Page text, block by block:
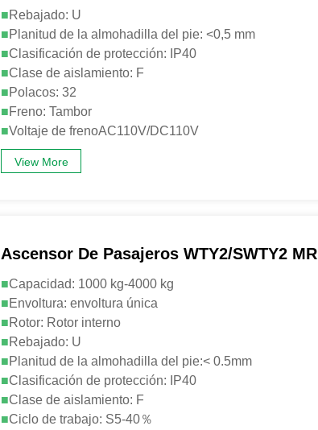
■Rebajado: U
■Planitud de la almohadilla del pie: <0,5 mm
■Clasificación de protección: IP40
■Clase de aislamiento: F
■Polacos: 32
■Freno: Tambor
■Voltaje de frenoAC110V/DC110V
View More
Ascensor De Pasajeros WTY2/SWTY2 MR
■Capacidad: 1000 kg-4000 kg
■Envoltura: envoltura única
■Rotor: Rotor interno
■Rebajado: U
■Planitud de la almohadilla del pie:< 0.5mm
■Clasificación de protección: IP40
■Clase de aislamiento: F
■Ciclo de trabajo: S5-40％